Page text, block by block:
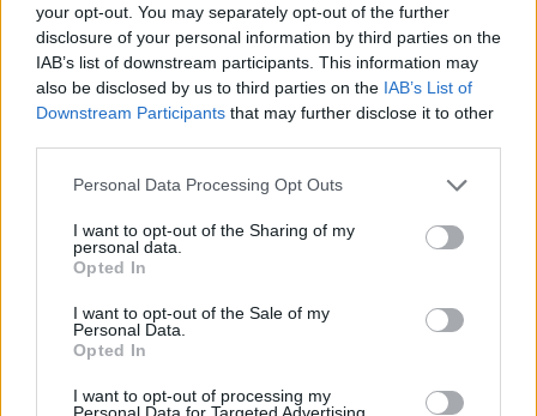
your opt-out. You may separately opt-out of the further
disclosure of your personal information by third parties on the
IAB’s list of downstream participants. This information may
also be disclosed by us to third parties on the IAB’s List of
Downstream Participants that may further disclose it to other
Personal Data Processing Opt Outs
I want to opt-out of the Sharing of my
personal data.
Opted In
I want to opt-out of the Sale of my
Personal Data.
Opted In
I want to opt-out of processing my
Personal Data for Targeted Advertising.
Il Selargius rinforza il centrocampo con
Manuel Rinino e Samuele Vacca
6 Ago 2026
8 ripescaggi
Su Porto Corallo binchet s'isparègiu play-off